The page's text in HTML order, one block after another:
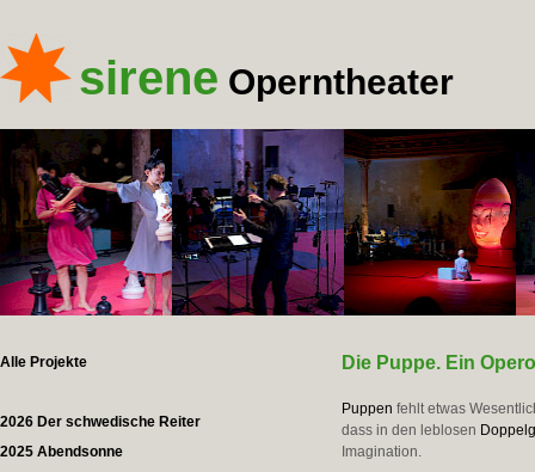
sirene Operntheater
Alle Projekte
2026 Der schwedische Reiter
2025 Abendsonne
Die Puppe. Ein
Puppen fehlt etwas
dass in den leblosen
Imagination.